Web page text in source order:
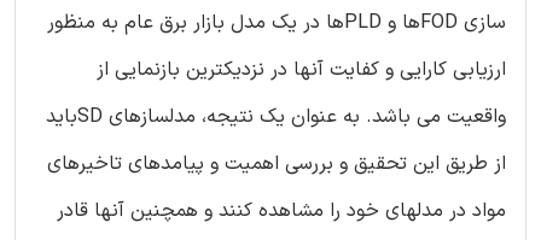
سازی FODها و PLDها در یک مدل بازار برق عام به منظور
ارزیابی کارایی و کفایت آنها در نزدیکترین بازنمایی از
واقعیت می باشد. به عنوان یک نتیجه، مدلسازهای SDباید
از طریق این تحقیق و بررسی اهمیت و پیامدهای تاخیرهای
مواد در مدلهای خود را مشاهده کنند و همچنین آنها قادر